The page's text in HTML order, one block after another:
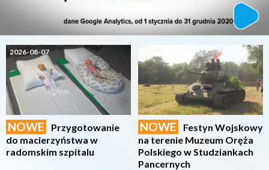
2026-08-07
NOWE
Przygotowanie
do macierzyństwa w
radomskim szpitalu
NOWE
Festyn Wojskowy
na terenie Muzeum Oręża
Polskiego w Studziankach
Pancernych